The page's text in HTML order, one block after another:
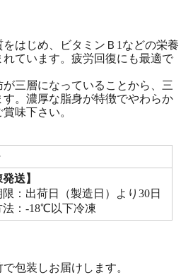
はじめ、ビタミンＢ1などの栄養
ています。疲労回復にも最適で
三層になっていることから、三
。濃厚な脂身が特徴でやわらか
味下さい。
発送】
限：出荷日（製造日）より30日
法：-18℃以下冷凍
包装しお届けします。